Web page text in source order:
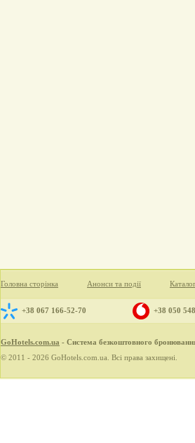
Головна сторінка Анонси та події
+38 067 166-52-70 +38 050
GoHotels.com.ua - Система безкоштовного
© 2011 - 2026 GoHotels.com.ua. Всі права захищені.